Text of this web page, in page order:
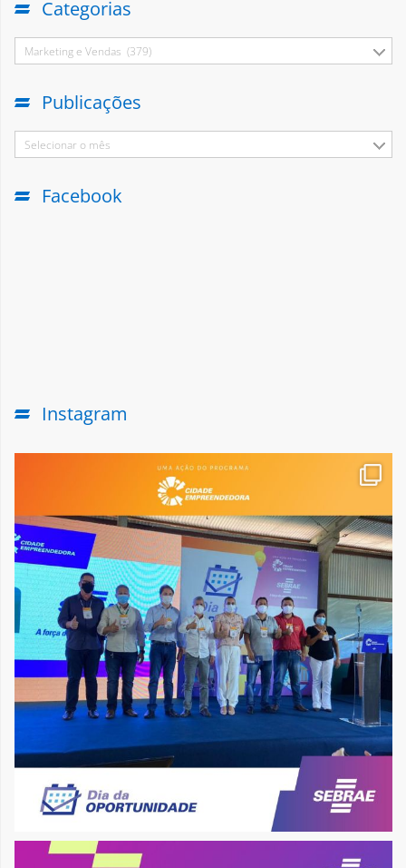
Categorias
Marketing e Vendas (379)
Publicações
Selecionar o mês
Facebook
Instagram